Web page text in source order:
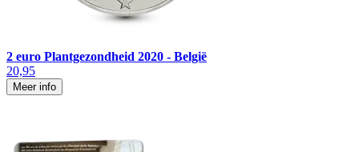
2 euro Plantgezondheid 2020 - België
20,95
Meer info